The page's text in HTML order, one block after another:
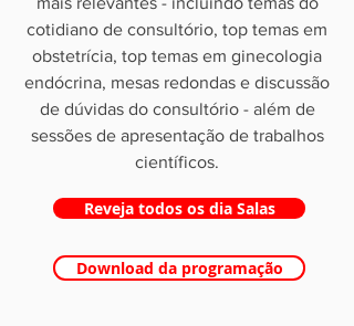
cotidiano de consultório, top temas em
obstetrícia, top temas em ginecologia
endócrina, mesas redondas e discussão
de dúvidas do consultório - além de
sessões de apresentação de trabalhos
científicos.
Reveja todos os dia Salas
Download da programação